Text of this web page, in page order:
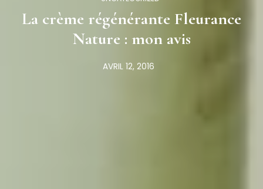
La crème régénérante Fleurance
Nature : mon avis
AVRIL 12, 2016